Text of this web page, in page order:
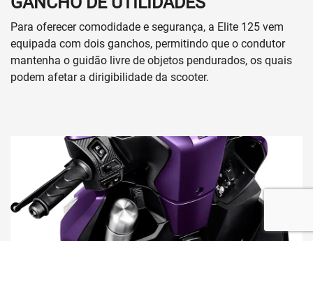
Política de Privacidade
Política de Cookies
No trânsito, enxergar o outro salva vidas.